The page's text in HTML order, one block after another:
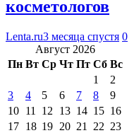
косметологов
Lenta.ru3 месяца спустя 0
Август 2026
Пн Вт Ср Чт Пт Сб Вс
1
2
3
4 5 6 7 8
9
10 11 12 13 14 15 16
17 18 19 20 21 22 23